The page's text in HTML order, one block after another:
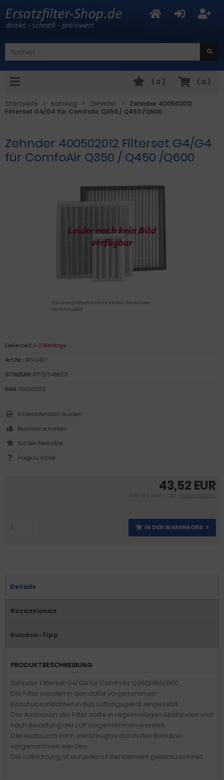
( 0 )
( 0 )
Startseite Katalog Zehnder
Zehnder 400502012
Filterset G4/G4 für ComfoAir Q350 / Q450 /Q600
Zehnder 400502012 Filterset G4/G4
für ComfoAir Q350 / Q450 /Q600
Für eine größere Ansicht klicken Sie auf das
Vorschaubild
43,52 EUR
inkl. 19 % MwSt. zzgl. Versandkosten
IN DEN WARENKORB
Lieferzeit: 1-3 Werktage
Art.Nr.: EFS-2427
GTIN/EAN: 8717573486071
HAN: 400502012
Artikeldatenblatt drucken
Rezension schreiben
Frage zu Artikel
Details
Rezensionen
Kunden-Tipp
PRODUKTBESCHREIBUNG
Zehnder Filterset G4/G4 für ComfoAir Q350/450/600.
Die Filter werden in den dafür vorgesehenen
Einschubschächten in das Lüftungsgerät eingesetzt.
Der Austausch der Filter sollte in regelmäßigen Abständen und
nach Belastung der Luft vorgenommen werden.
Der Austausch kann werkzeuglos durch den Benutzer
vorgenommen werden.
Die Luftrichtung ist auf jedem Filterelement gekennzeichnet.